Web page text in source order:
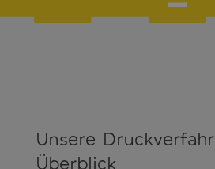
Unsere
Überblick